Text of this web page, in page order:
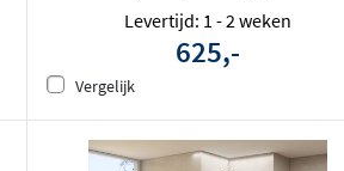
Levertijd: 1 - 2 weken
625,-
Vergelijk